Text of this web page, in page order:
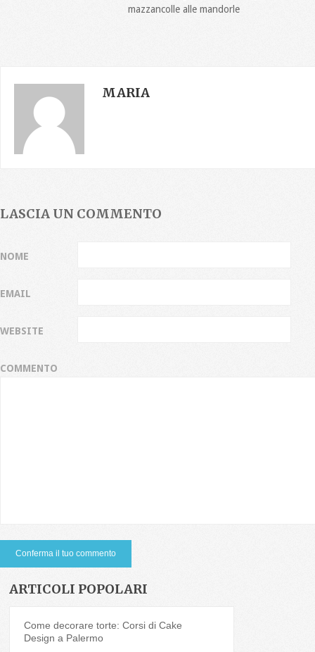
mazzancolle alle mandorle
MARIA
LASCIA UN COMMENTO
NOME
EMAIL
WEBSITE
COMMENTO
ARTICOLI POPOLARI
Come decorare torte: Corsi di Cake
Design a Palermo